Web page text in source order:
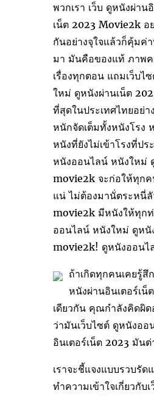
พวกเรา เว็บ ดูหนังผ่า
เน็ต 2023 Movie2k อ
กันอย่างจุใจแล้วก็คุ้มค่
มา มันคือของแท้ ภาพค
เรื่องทุกตอน แถมเว็บไ
ใหม่ ดูหนังผ่านเน็ต
ที่สุดในประเทศไทยอย่า
หนักจัดเต็มทั้งหนังโรง
หนังที่ยังไม่เข้าโรงที่ปร
หนังออนไลน์ หนังใหม่
movie2k จะก่อให้ทุก
แน่ ไม่ต้องมานั่ตระหนี่ลั
movie2k มีหนังให้ทุก
ออนไลน์ หนังใหม่ ดูหนั
movie2k! ดูหนังออนไ
ถ้าเกิดทุกคนเคยรู้
หนังผ่านอินเตอร์เน็
เดียวกัน คุณกำลังคิดผิด
ว่ามันเว็บไซต์ ดูหนังอ
อินเตอร์เน็ต 2023 มันต่
เราจะชี้แจงแบบรวบรัด
ทำความเข้าใจเกี่ยวกับ